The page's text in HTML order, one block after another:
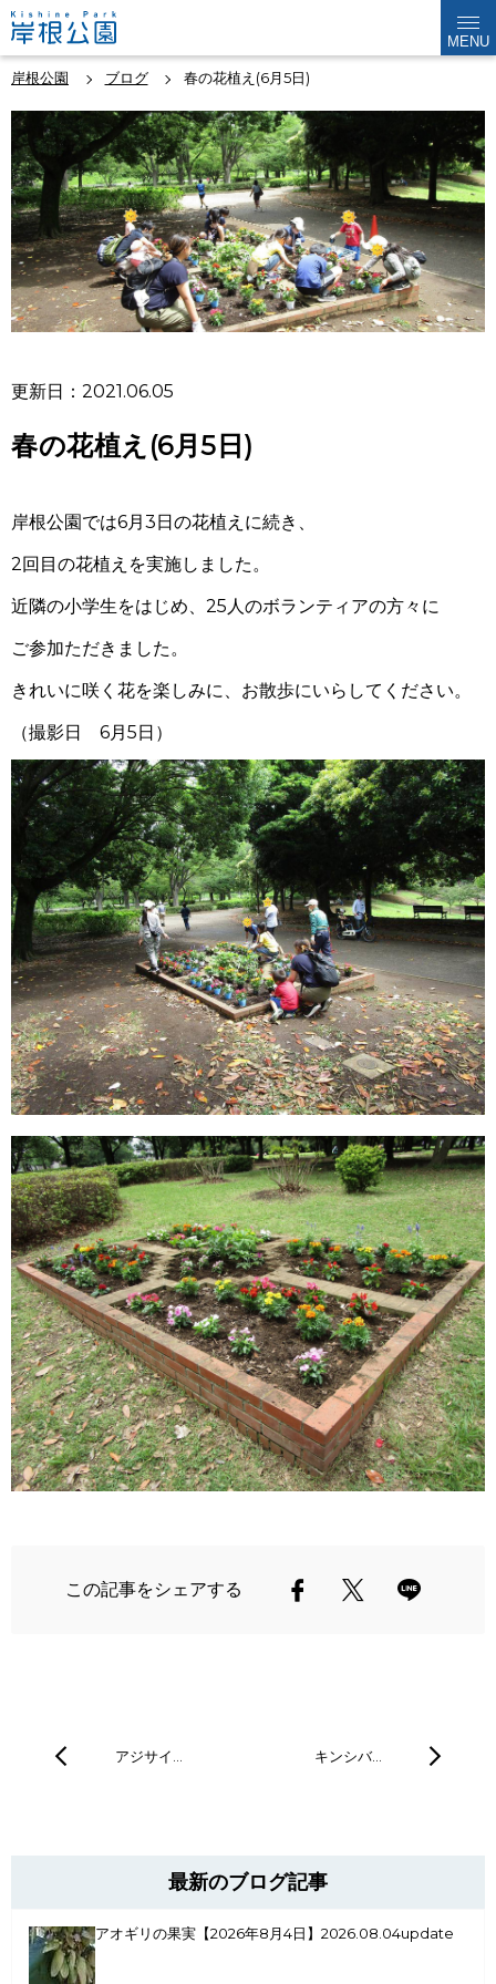
MENU
岸根公園 ブログ 春の花植え(6月5日)
更新日：2021.06.05
春の花植え(6月5日)
岸根公園では6月3日の花植えに続き、
2回目の花植えを実施しました。
近隣の小学生をはじめ、25人のボランティアの方々に
ご参加ただきました。
きれいに咲く花を楽しみに、お散歩にいらしてください。
（撮影日 6月5日）
この記事をシェアする
アジサイ… キンシバ…
最新のブログ記事
アオギリの果実【2026年8月4日】 2026.08.04update